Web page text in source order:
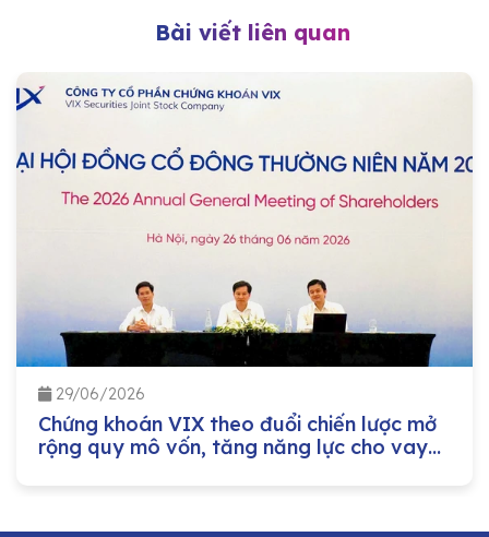
Bài viết liên quan
29/06/2026
Chứng khoán VIX theo đuổi chiến lược mở
rộng quy mô vốn, tăng năng lực cho vay